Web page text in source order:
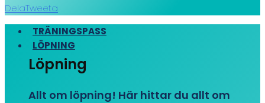
DelaTweeta
TRÄNINGSPASS
LÖPNING
Löpning
Allt om löpning! Här hittar du allt om